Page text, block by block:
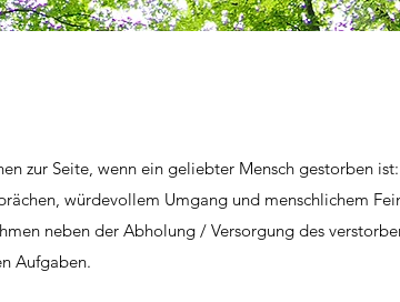
zur Seite, wenn ein geliebter Mensch gestorben ist:
würdevollem Umgang und menschlichem
neben der Abholung / Versorgung des
Aufgaben.